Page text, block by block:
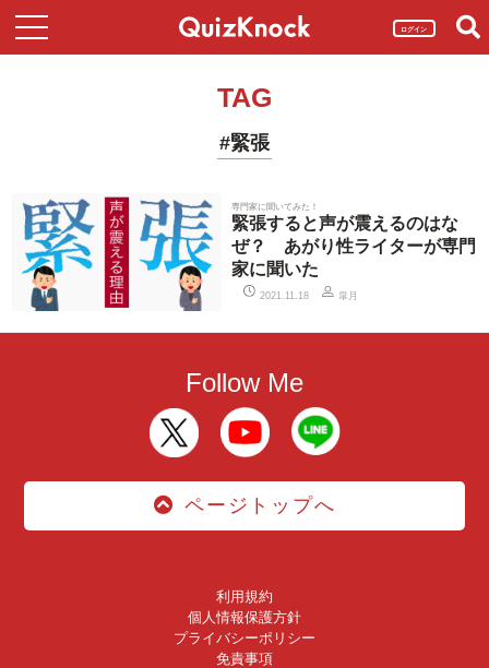
ログイン
TAG
#緊張
専門家に聞いてみた！
緊張すると声が震えるのはな
ぜ？ あがり性ライターが専門
家に聞いた
2021.11.18 皐月
Follow Me
ページトップへ
利用規約
個人情報保護方針
プライバシーポリシー
免責事項